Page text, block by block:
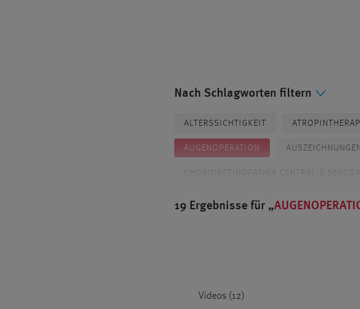
Nach Schlagworten filtern
ALTERSSICHTIGKEIT
AUGENOPERATION AUSZEICHNUNGEN
CHORIORETINOPATHIA CENTRALIS SEROSA
IMPLANTIERBARE KONTAKTLINSEN
19 Ergebnisse für
Videos (12)